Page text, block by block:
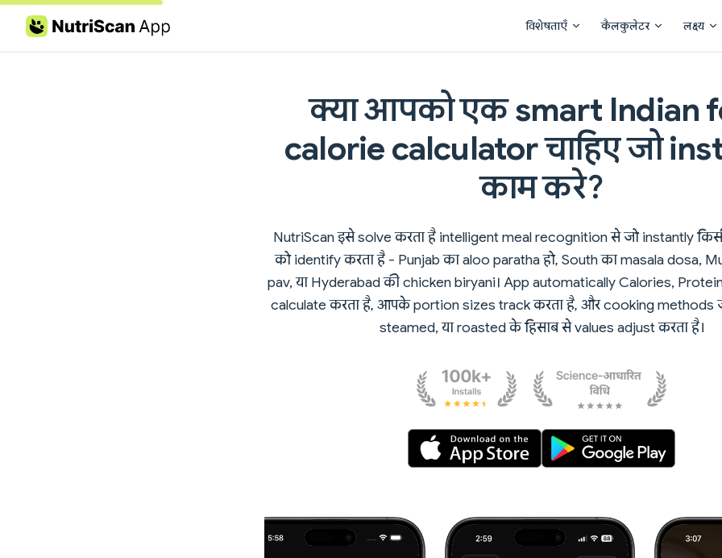
Skip to content विशेषताएँ कैलकुलेटर लक्ष्य
क्या आपको एक smart Indian
calorie calculator चाहिए जो
काम करे?
NutriScan इसे solve करता है intelligent meal recognition से जो instantly
को identify करता है - Punjab का aloo paratha हो, South का masala dosa,
pav, या Hyderabad की chicken biryani। App automatically Calories,
calculate करता है, आपके portion sizes track करता है, और cooking
steamed, या roasted के हिसाब से values adjust करता है।